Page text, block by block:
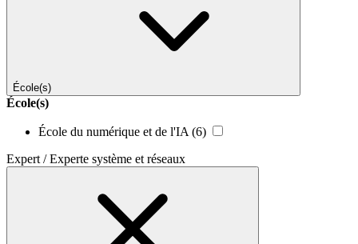
École(s)
École(s)
École du numérique et de l'IA (6)
Expert / Experte système et réseaux